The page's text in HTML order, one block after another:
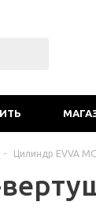
- Цилиндр EVVA